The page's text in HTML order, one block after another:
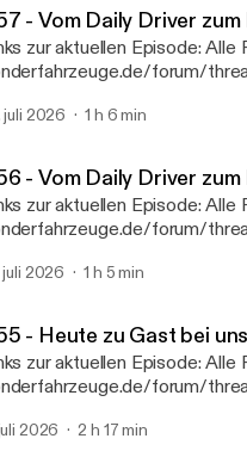
]
- Vom Daily Driver
aktuellen Episode: Alle Fotos und weitere Infos [https://nast-
forum/
[http://
]
juli 2026 1 h 6 min
- Vom Daily Driver
aktuellen Episode: Alle Fotos und weitere Infos [https://nast-
forum/
[http://
]
juli 2026 1 h 5 min
- Heute zu Gast bei
aktuellen Episode: Alle Fotos und weitere Infos [https://nast-
forum/
www.meinbenzundich.de] Marcels Webseiten
2026 2 h 17 min